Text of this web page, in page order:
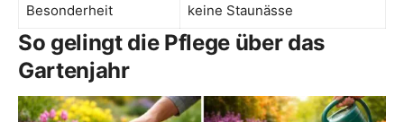
Besonderheit keine Staunässe
So gelingt die Pflege über das
Gartenjahr